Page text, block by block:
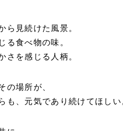
ら見続けた風景。
る食べ物の味。
さを感じる人柄。
の場所が、
も、元気であり続けてほしい